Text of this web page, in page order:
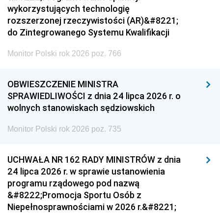
wykorzystujących technologię
rozszerzonej rzeczywistości (AR)&#8221;
do Zintegrowanego Systemu Kwalifikacji
Monitor Polski rok 2026 poz. 766
OBWIESZCZENIE MINISTRA
SPRAWIEDLIWOŚCI z dnia 24 lipca 2026 r. o
wolnych stanowiskach sędziowskich
Monitor Polski rok 2026 poz. 735
UCHWAŁA NR 162 RADY MINISTRÓW z dnia
24 lipca 2026 r. w sprawie ustanowienia
programu rządowego pod nazwą
&#8222;Promocja Sportu Osób z
Niepełnosprawnościami w 2026 r.&#8221;